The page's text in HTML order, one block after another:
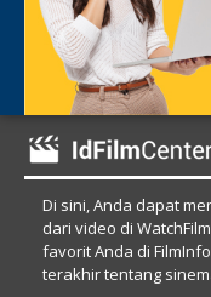
Di sini, Anda dapat
dari video di
favorit Anda di
terakhir tentang